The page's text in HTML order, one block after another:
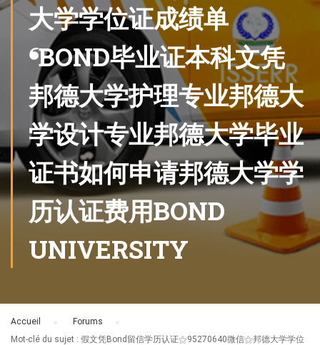
大学学位证成绩单
❛BOND毕业证本科文凭
邦德大学护理专业邦德大
学设计专业邦德大学毕业
证书如何申请邦德大学学
历认证费用BOND
UNIVERSITY
Accueil Forums
Mot-clé du sujet : 假文凭Bond留信学历认证⚝95270640微信⚝邦德大学学位